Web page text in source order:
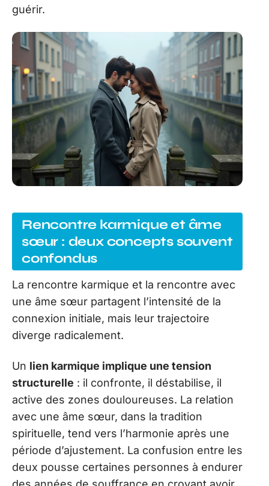
guérir.
Rencontre karmique et âme
sœur : deux concepts souvent
confondus
La rencontre karmique et la rencontre avec
une âme sœur partagent l’intensité de la
connexion initiale, mais leur trajectoire
diverge radicalement.
Un lien karmique implique une tension
structurelle : il confronte, il déstabilise, il
active des zones douloureuses. La relation
avec une âme sœur, dans la tradition
spirituelle, tend vers l’harmonie après une
période d’ajustement. La confusion entre les
deux pousse certaines personnes à endurer